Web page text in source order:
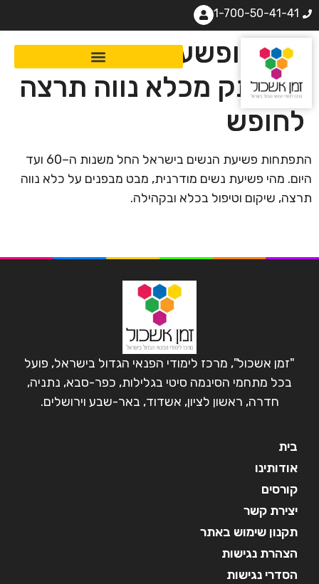
1-700-50-41-41
נשים ופשע – המסע
המרתק מכלא נווה תרצה
לחופש
התפתחות פשיעת הנשים בישראל החל משנות ה–60 ועד
היום. מהי פשיעת נשים מודרנית, מבט מבפנים על כלא נווה
תרצה, שיקום וטיפול בכלא ובקהילה.
"זמן אשכול", מרכז לימודי הפנאי הגדול בישראל, פועל
בכל מתחמי הסינמה סיטי בגלילות, כפר-סבא, נתניה,
חדרה, ראשון לציון, אשדוד, באר-שבע וירושלים.
בית
אודותינו
קורסים
יצירת קשר
תקנון שימוש באתר
הצהרת נגישות
הסדרי נגישות